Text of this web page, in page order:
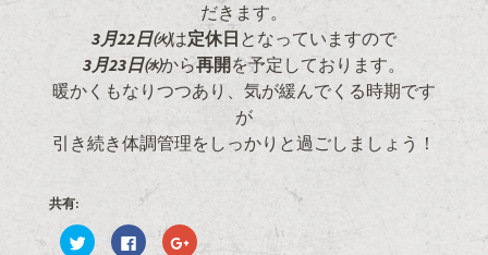
だきます。
3月22日㈫は定休日 となっていますので
3月23日㈬から再開 を予定しております。
暖かくもなりつつあり、気が緩んでくる時期です
が
引き続き体調管理をしっかりと過ごしましょう！
共有:
ク
リ
F
a
ク
リ